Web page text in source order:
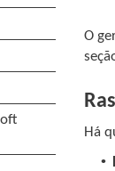
O
Há
•